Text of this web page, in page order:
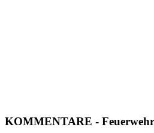
KOMMENTARE -